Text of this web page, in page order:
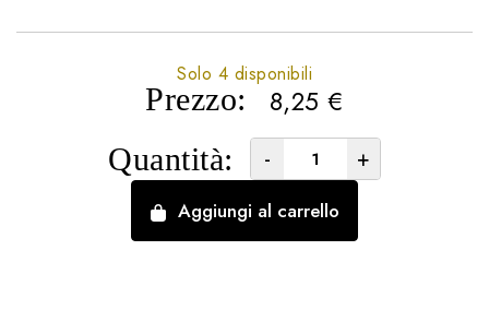
Prezzo: 8,25€
Solo 4 disponibili
Quantità: - +
Aggiungi al carrello